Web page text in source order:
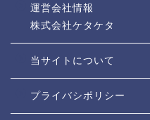
運営会社情報
株式会社ケタケタ
当サイトについて
プライバシポリシー